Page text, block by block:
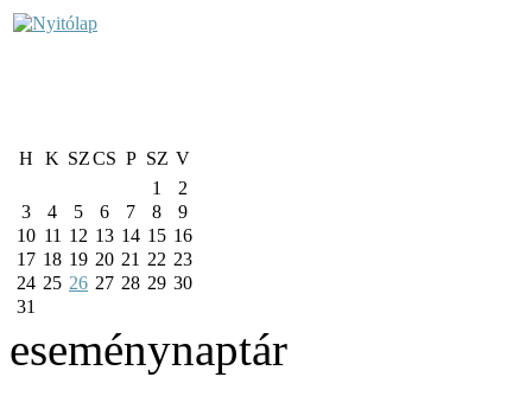
H K SZCS P SZ V
1
2
3
4 5 6 7 8
9
10 11 12 13 14 15 16
17 18 19 20 21 22 23
24 25 26 27 28 29 30
31
eseménynaptár